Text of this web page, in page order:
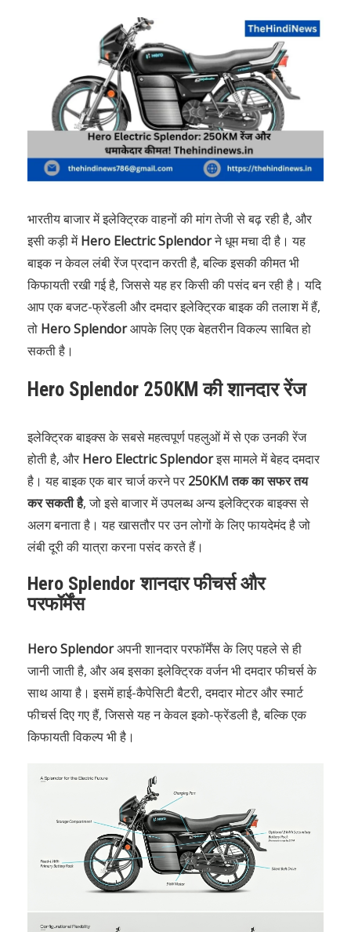
भारतीय बाजार में इलेक्ट्रिक वाहनों की मांग तेजी से बढ़ रही है, और
इसी कड़ी मेंHero Electric Splendorने धूम मचा दी है। यह
बाइक न केवल लंबी रेंज प्रदान करती है, बल्कि इसकी कीमत भी
किफायती रखी गई है, जिससे यह हर किसी की पसंद बन रही है। यदि
आप एक बजट-फ्रेंडली और दमदार इलेक्ट्रिक बाइक की तलाश में हैं,
तो Hero Splendorआपके लिए एक बेहतरीन विकल्प साबित हो
सकती है।
Hero Splendor 250KM की शानदार रेंज
इलेक्ट्रिक बाइक्स के सबसे महत्वपूर्ण पहलुओं में से एक उनकी रेंज
होती है, और Hero Electric Splendorइस मामले में बेहद दमदार
है। यह बाइक एक बार चार्ज करने पर 250KM तक का सफर तय
कर सकती है, जो इसे बाजार में उपलब्ध अन्य इलेक्ट्रिक बाइक्स से
अलग बनाता है। यह खासतौर पर उन लोगों के लिए फायदेमंद है जो
लंबी दूरी की यात्रा करना पसंद करते हैं।
Hero Splendor शानदार फीचर्स और
परफॉर्मेंस
Hero Splendorअपनी शानदार परफॉर्मेंस के लिए पहले से ही
जानी जाती है, और अब इसका इलेक्ट्रिक वर्जन भी दमदार फीचर्स के
साथ आया है। इसमें हाई-कैपेसिटी बैटरी, दमदार मोटर और स्मार्ट
फीचर्स दिए गए हैं, जिससे यह न केवल इको-फ्रेंडली है, बल्कि एक
किफायती विकल्प भी है।